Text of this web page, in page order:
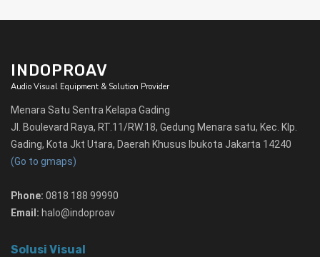
INDOPROAV
Audio Visual Equipment & Solution Provider
Menara Satu Sentra Kelapa Gading
Jl. Boulevard Raya, RT.11/RW.18, Gedung Menara satu, Kec. Klp.
Gading, Kota Jkt Utara, Daerah Khusus Ibukota Jakarta 14240
(Go to gmaps)
Phone: 0818 188 99990
Email: halo@indoproav
Solusi Visual